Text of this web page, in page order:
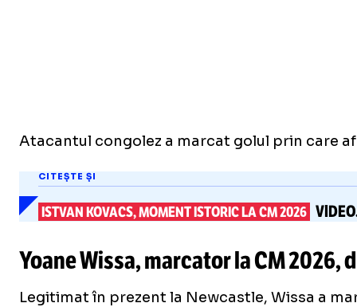
Atacantul congolez a marcat golul prin care
CITEȘTE ȘI
ISTVAN KOVACS, MOMENT ISTORIC LA CM 2026
Yoane Wissa, marcator la CM 2026,
Legitimat în prezent la Newcastle, Wissa a